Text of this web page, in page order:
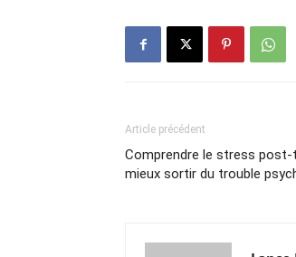
Article précédent
Comprendre le stress
mieux sortir du trouble